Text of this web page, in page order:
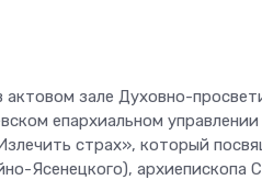
зале Духовно-
епархиальном
страх», который
Ясенецкого), архиепископа